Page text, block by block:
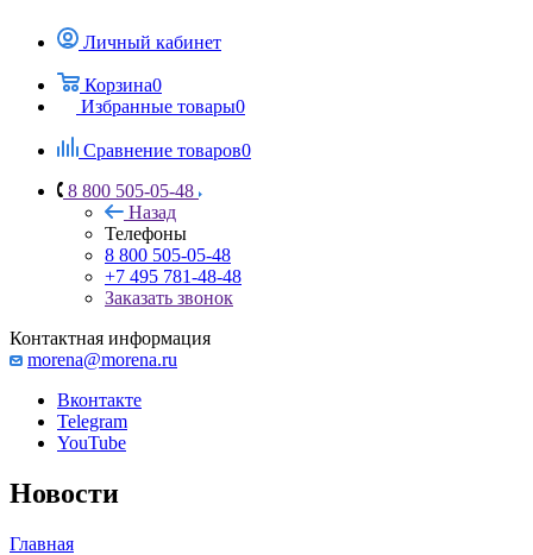
Личный кабинет
Корзина0
Избранные товары0
Сравнение товаров0
8 800 505-05-48
Назад
Телефоны
8 800 505-05-48
+7 495 781-48-48
Заказать звонок
Контактная информация
morena@morena.ru
Вконтакте
Telegram
YouTube
Новости
Главная